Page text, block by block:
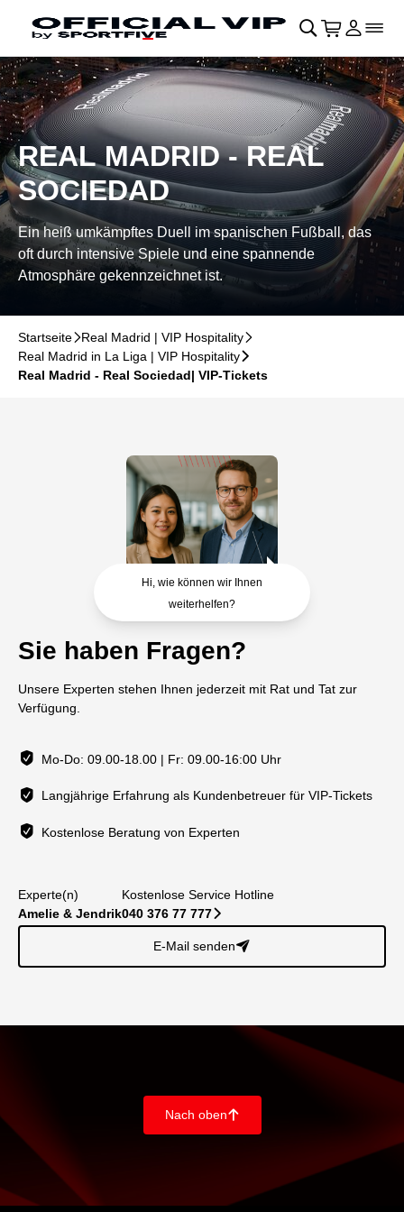
Navigation überspringen􀄫
􀊫 􀍩 Login
􀉩􀌇
REAL MADRID - REAL
SOCIEDAD
Ein heiß umkämpftes Duell im spanischen Fußball, das
oft durch intensive Spiele und eine spannende
Atmosphäre gekennzeichnet ist.
Startseite􀆊Real Madrid | VIP Hospitality􀆊
Real Madrid in La Liga | VIP Hospitality􀆊
Real Madrid - Real Sociedad| VIP-Tickets
Hi, wie können wir Ihnen
weiterhelfen?
Sie haben Fragen?
Unsere Experten stehen Ihnen jederzeit mit Rat und Tat zur
Verfügung.
Mo-Do: 09.00-18.00 | Fr: 09.00-16:00 Uhr
Langjährige Erfahrung als Kundenbetreuer für VIP-Tickets
Kostenlose Beratung von Experten
Experte(n)
Amelie & Jendrik
Kostenlose Service Hotline
040 376 77 777􀆊
E-Mail senden􀈠
Nach oben􀄨